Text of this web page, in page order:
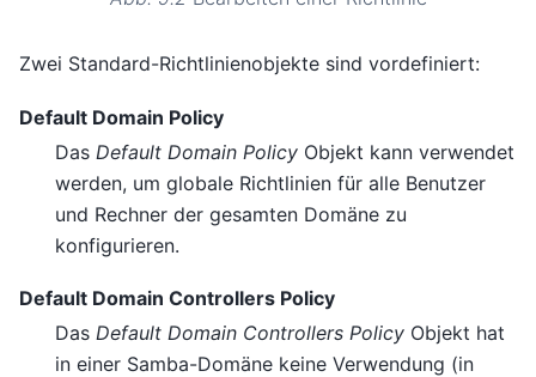
Zwei Standard-Richtlinienobjekte sind vordefiniert:
Default Domain Policy
Das Default Domain Policy Objekt kann verwendet
werden, um globale Richtlinien für alle Benutzer
und Rechner der gesamten Domäne zu
konfigurieren.
Default Domain Controllers Policy
Das Default Domain Controllers Policy Objekt hat
in einer Samba-Domäne keine Verwendung (in